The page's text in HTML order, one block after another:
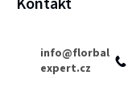
info@florbal
expert.cz